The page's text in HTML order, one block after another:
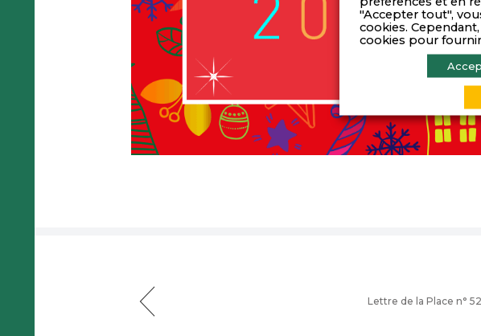
Lettre de la Place n° 52
"Accepter tout",
cookies.
cookies pour